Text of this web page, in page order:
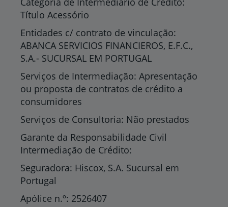
Título Acessório
Entidades c/ contrato de vinculação:
ABANCA SERVICIOS FINANCIEROS, E.F.C.,
S.A.- SUCURSAL EM PORTUGAL
Serviços de Intermediação: Apresentação
ou proposta de contratos de crédito a
consumidores
Serviços de Consultoria: Não prestados
Garante da Responsabilidade Civil
Intermediação de Crédito:
Seguradora: Hiscox, S.A. Sucursal em
Portugal
Apólice n.º: 2526407